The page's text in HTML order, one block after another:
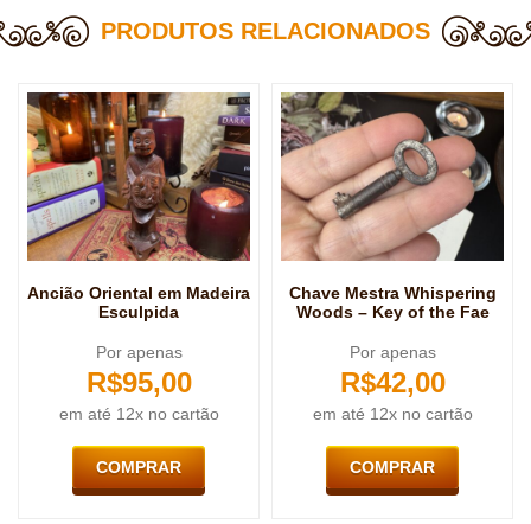
PRODUTOS RELACIONADOS
Ancião Oriental em Madeira
Esculpida
Por apenas
R$95,00
em até 12x no cartão
COMPRAR
Chave Mestra Whispering
Woods – Key of the Fae
Por apenas
R$42,00
em até 12x no cartão
COMPRAR